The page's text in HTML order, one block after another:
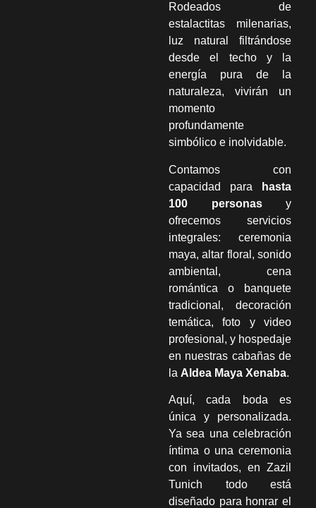
Rodeados de
estalactitas milenarias,
luz natural filtrándose
desde el techo y la
energía pura de la
naturaleza, vivirán un
momento
profundamente
simbólico e inolvidable.
Contamos con
capacidad para
hasta
100 personasy
ofrecemos servicios
integrales: ceremonia
maya, altar floral, sonido
ambiental, cena
romántica o banquete
tradicional, decoración
temática, foto y video
profesional, y hospedaje
en nuestras cabañas de
la Aldea Maya Xenaba.
Aquí, cada boda es
única y personalizada.
Ya sea una celebración
íntima o una ceremonia
con invitados, en Zazil
Tunich todo está
diseñado para honrar el